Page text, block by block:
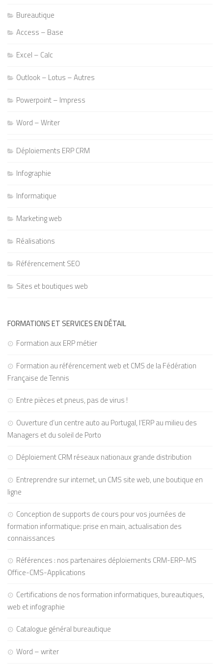
Bureautique
Access – Base
Excel – Calc
Outlook – Lotus – Autres
Powerpoint – Impress
Word – Writer
Déploiements ERP CRM
Infographie
Informatique
Marketing web
Réalisations
Référencement SEO
Sites et boutiques web
FORMATIONS ET SERVICES EN DÉTAIL
Formation aux ERP métier
Formation au référencement web et CMS de la Fédération
Française de Tennis
Entre pièces et pneus, pas de virus !
Ouverture d’un centre auto au Portugal, l’ERP au milieu des
Managers et du soleil de Porto
Déploiement CRM réseaux nationaux grande distribution
Entreprendre sur internet, un CMS site web, une boutique en
ligne
Conception de supports de cours pour vos journées de
formation informatique: prise en main, actualisation des
connaissances
Références : nos partenaires déploiements CRM-ERP-MS
Office-CMS-Applications
Certifications de nos formation informatiques, bureautiques,
web et infographie
Catalogue général bureautique
Word – writer